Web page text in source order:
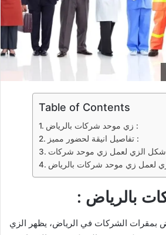
Table of Contents
زي موحد شركات بالرياض :
تفاصيل انيقة لحضور مميز :
بالرياض :
بمقرات الشركات في الرياض، يظهر الزي